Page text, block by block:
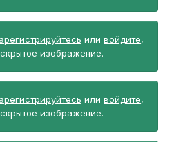
или войдите,
изображение.
или войдите,
изображение.